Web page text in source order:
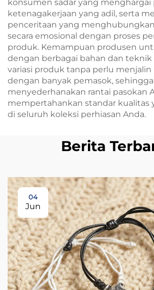
konsumen sadar yang menghargai
ketenagakerjaan yang adil, serta
penceritaan yang
secara emosional dengan proses
produk. Kemampuan produsen
dengan berbagai bahan dan
variasi produk tanpa perlu
dengan banyak pemasok, sehingga
menyederhanakan rantai pasokan
mempertahankan standar kualitas
di seluruh koleksi perhiasan Anda.
Berita
04
Jun